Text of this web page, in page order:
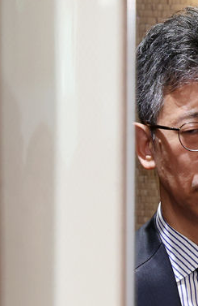
조 출발…나스닥 0.3%↓, 다우 0.14%↑
판 성 접대 파문에 "현재는 내부 지침 준
' 결론냈던 스포츠윤리센터도 압수수색
는 단거리탄도미사일…감시·경계태세
쏜 발사체는 탄도미사일 가능성
비스 장애 발생…"원인 파악 중"
위…한밤 열대야도 계속[내일날씨]
3연전도 폭염 취소…11일 재개
배경엔 美의 대한국 무역적자 있어"
구협회…초유의 압수수색에 '충격·당황'
최고치 경신…영등포 순간 '40도'
가 압수수색…내란 중요임무종사 혐의